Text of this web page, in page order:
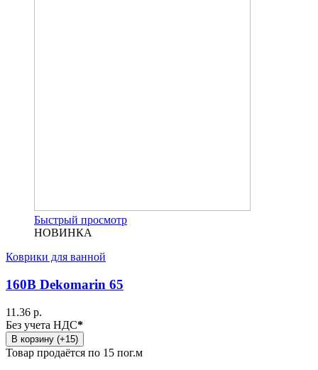
Быстрый просмотр
НОВИНКА
Коврики для ванной
160B Dekomarin 65
11.36 р.
Без учета НДС*
В корзину (+15)
Товар продаётся по 15 пог.м